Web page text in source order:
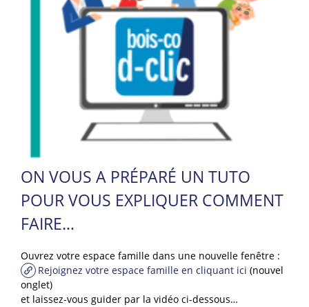
ON VOUS A PRÉPARÉ UN TUTO
POUR VOUS EXPLIQUER COMMENT
FAIRE…
Ouvrez votre espace famille dans une nouvelle fenêtre :
Rejoignez votre espace famille en cliquant ici (nouvel
onglet)
et laissez-vous guider par la vidéo ci-dessous…